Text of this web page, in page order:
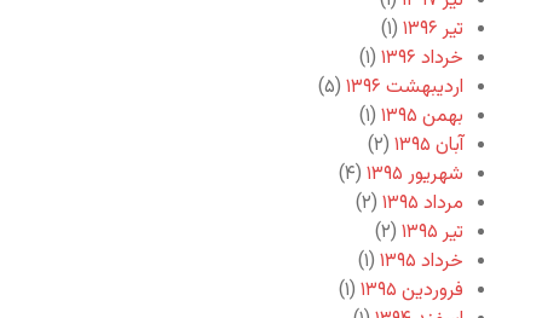
تیر ۱۳۹۶
(۱)
خرداد ۱۳۹۶
(۱)
اردیبهشت ۱۳۹۶
(۵)
بهمن ۱۳۹۵
(۱)
آبان ۱۳۹۵
(۲)
شهریور ۱۳۹۵
(۴)
مرداد ۱۳۹۵
(۲)
تیر ۱۳۹۵
(۲)
خرداد ۱۳۹۵
(۱)
فروردین ۱۳۹۵
(۱)